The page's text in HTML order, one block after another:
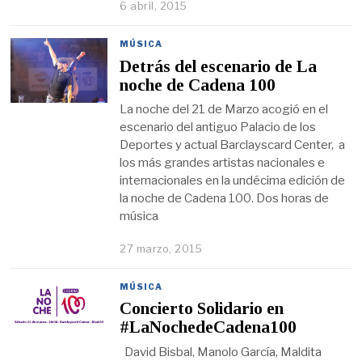
6 abril, 2015
MÚSICA
Detrás del escenario de La
noche de Cadena 100
La noche del 21 de Marzo acogió en el
escenario del antiguo Palacio de los
Deportes y actual Barclayscard Center, a
los más grandes artistas nacionales e
internacionales en la undécima edición de
la noche de Cadena 100. Dos horas de
música
27 marzo, 2015
MÚSICA
Concierto Solidario en
#LaNochedeCadena100
David Bisbal, Manolo García, Maldita